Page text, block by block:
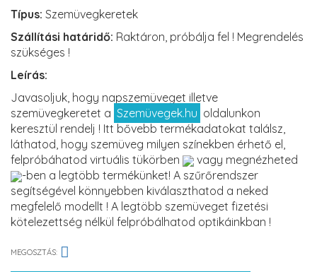
Típus: Szemüvegkeretek
Szállítási határidő: Raktáron, próbálja fel ! Megrendelés
szükséges !
Leírás:
Javasoljuk, hogy napszemüveget illetve
szemüvegkeretet a Szemüvegek.hu oldalunkon
keresztül rendelj ! Itt bővebb termékadatokat találsz,
láthatod, hogy szemüveg milyen színekben érhető el,
felpróbáhatod virtuális tükörben
vagy megnézheted
-ben a legtöbb termékünket! A szűrőrendszer
segítségével könnyebben kiválaszthatod a neked
megfelelő modellt ! A legtöbb szemüveget fizetési
kötelezettség nélkül felpróbálhatod optikáinkban !
MEGOSZTÁS: